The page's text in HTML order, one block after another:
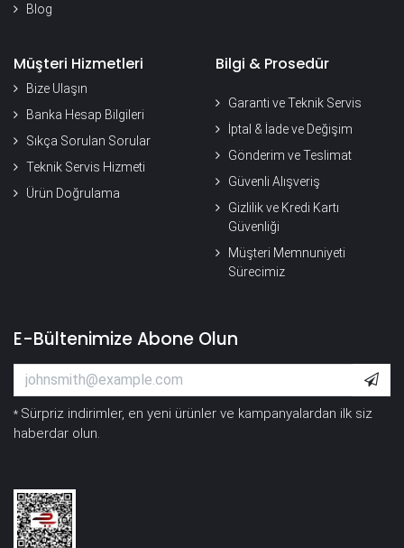
Blog
Müşteri Hizmetleri
Bize Ulaşın
Banka Hesap Bilgileri
Sıkça Sorulan Sorular
Teknik Servis Hizmeti
Ürün Doğrulama
Bilgi & Prosedür
Garanti ve Teknik Servis
İptal & İade ve Değişim
Gönderim ve Teslimat
Güvenli Alışveriş
Gizlilik ve Kredi Kartı
Güvenliği
Müşteri Memnuniyeti
Sürecimiz
E-Bültenimize Abone Olun
* Sürpriz indirimler, en yeni ürünler ve kampanyalardan ilk siz
haberdar olun.